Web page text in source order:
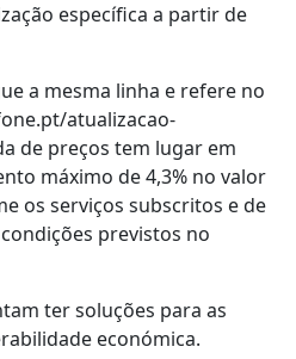
específica a partir de
a mesma linha e refere no
atualizacao-
de preços tem lugar em
máximo de 4,3% no valor
os serviços subscritos e de
previstos no
ter soluções para as
económica.